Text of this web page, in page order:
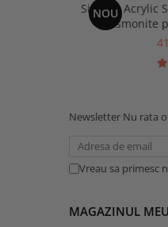
NOU
Sigilant Acrylic
Newsletter Nu rata
Vreau sa primesc
MAGAZINUL MEU